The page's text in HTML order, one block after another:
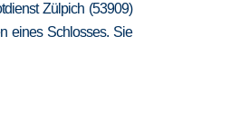
Zülpich (53909)
eines Schlosses. Sie